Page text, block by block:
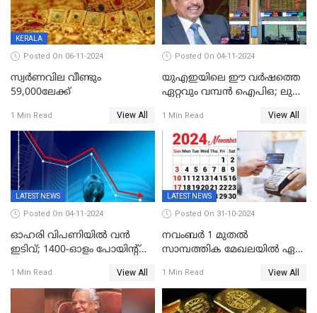
KERALA
Posted On 06-11-2024
സ്വര്‍ണവില വീണ്ടും
59,000ലേക്ക്
1 Min Read View All
Posted On 04-11-2024
യുഎഇയിലെ ഈ വർഷത്തെ
ഏറ്റവും വമ്പൻ ഐപിഒ; ലുലു
സമാപനം,വൻ ഡിമാൻഡ്;
വിൽപന 30
ശതമാനത്തിലേക്ക് ഉയർത്തി
1 Min Read View All
LATEST NEWS
Posted On 04-11-2024
ഓഹരി വിപണിയിൽ വൻ
ഇടിവ്; 1400-ഓളം പോയിൻ്റ്
സെൻസെക്സ്;രൂപയുടെ
മൂല്യം വീണ്ടും റെക്കോര്‍ഡ്
താഴ്ചയില്‍
1 Min Read View All
LATEST NEWS
Posted On 31-10-2024
നവംബർ 1 മുതൽ
സാമ്പത്തിക മേഖലയിൽ ഏഴ്
ടിക്കറ്റ് ബുക്കിംഗ് മുതൽ
എൽപിജി വരെ...
1 Min Read View All